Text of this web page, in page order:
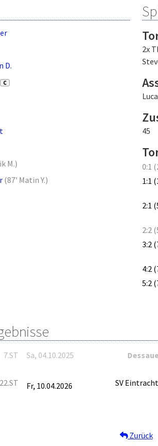
D.
C
M.)
(87' Matin Y.)
2x
45
0:1
1:1
2:1
2:2
3:2
4:2
5:2
7.ST Sa, 04.10.2025
22.ST Fr, 10.04.2026 SV
Zurück